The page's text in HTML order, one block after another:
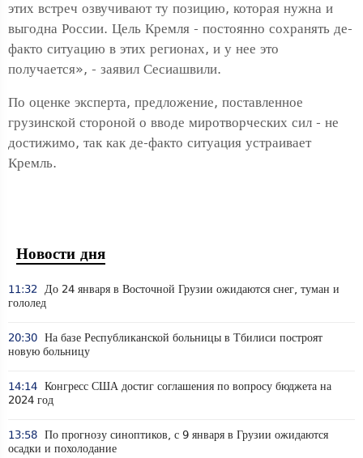
этих встреч озвучивают ту позицию, которая нужна и
выгодна России. Цель Кремля - постоянно сохранять де-
факто ситуацию в этих регионах, и у нее это
получается», - заявил Сесиашвили.
По оценке эксперта, предложение, поставленное
грузинской стороной о вводе миротворческих сил - не
достижимо, так как де-факто ситуация устраивает
Кремль.
Новости дня
11:32 До 24 января в Восточной Грузии ожидаются снег, туман и
гололед
20:30 На базе Республиканской больницы в Тбилиси построят
новую больницу
14:14 Конгресс США достиг соглашения по вопросу бюджета на
2024 год
13:58 По прогнозу синоптиков, с 9 января в Грузии ожидаются
осадки и похолодание